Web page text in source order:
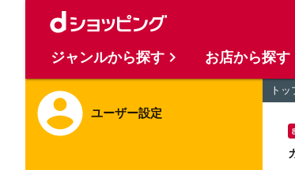
ユーザー設定
トッ
ジャンルから探す お店から探す